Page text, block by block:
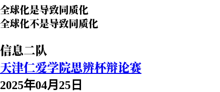
全球化是导致同质化
全球化不是导致同质化
信息二队
天津仁爱学院思辨杯辩论赛
2025年04月25日